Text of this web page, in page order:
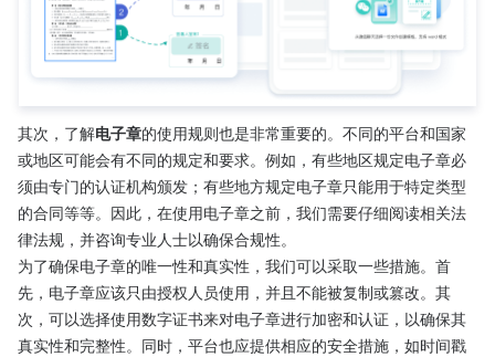
其次，了解电子章的使用规则也是非常重要的。不同的平台和国家
或地区可能会有不同的规定和要求。例如，有些地区规定电子章必
须由专门的认证机构颁发；有些地方规定电子章只能用于特定类型
的合同等等。因此，在使用电子章之前，我们需要仔细阅读相关法
律法规，并咨询专业人士以确保合规性。
为了确保电子章的唯一性和真实性，我们可以采取一些措施。首
先，电子章应该只由授权人员使用，并且不能被复制或篡改。其
次，可以选择使用数字证书来对电子章进行加密和认证，以确保其
真实性和完整性。同时，平台也应提供相应的安全措施，如时间戳